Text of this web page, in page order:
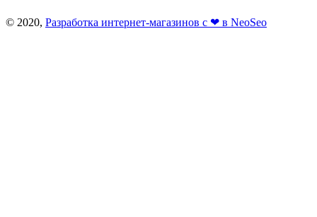
© 2020, Разработка интернет-магазинов с ❤ в NeoSeo